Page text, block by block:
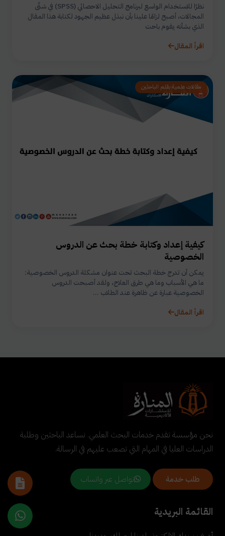
نظرًا للاستخدام الواسع لبرنامج التحليل الاحصائي (SPSS) في شتّى
المجالات، أصبح لزامًا علينا بأن نبذل عظيم الجهود لكتابة هذا المقال
الذي بشأنه يقوم باحت
اقرأ المقال
مقالات علمية بقلم الباحثين
كيفية إعداد وكتابة خطة بحث عن الدروس
الخصوصية
يمكن أن تدرج خطة البحث تحت عنوان مشكلة الدروس الخصوصية:
ما هي الأسباب وما هي طرق العلاج، ولقد أصبحت الدروس
الخصوصية عبارة عن ظاهرة عند الطلاب ...
اقرأ المقال
نحن مؤسسة تقدم خدمات البحث العلمي. نساعد الباحثين وطلبة
الدراسات العليا في المهام التي تصعب عليهم في الرسالة.
طلب خدمة تواصل عبر واتساب
القائمة البريدية